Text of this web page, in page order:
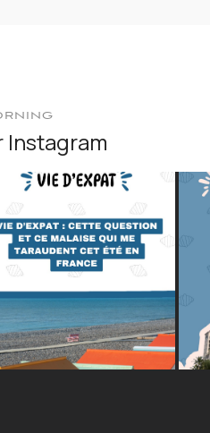
Instagram